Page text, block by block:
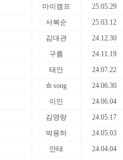
마이캠프
25.05.29
서복순
25.03.12
김대관
24.12.30
구름
24.11.19
태안
24.07.22
th song
24.06.30
이민
24.06.04
김영랑
24.05.17
박용하
24.05.03
안태
24.04.04